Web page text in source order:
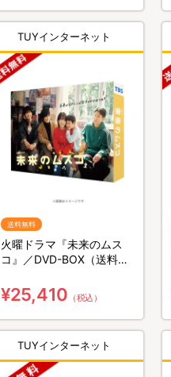
TUYインターネット
送料無料
火曜ドラマ『未来のムス
コ』／DVD-BOX（送料無
¥25,410 （税込）
TUYインターネット